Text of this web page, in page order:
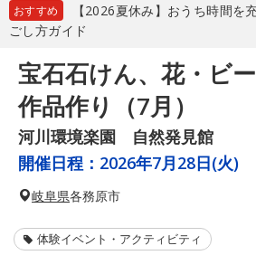
おすすめ
【2026夏休み】おうち時間を
ごし方ガイド
宝石石けん、花・ビ
作品作り（7月）
河川環境楽園 自然発見館
開催日程： 2026年7月28日(火)
岐阜県各務原市
体験イベント・アクティビティ